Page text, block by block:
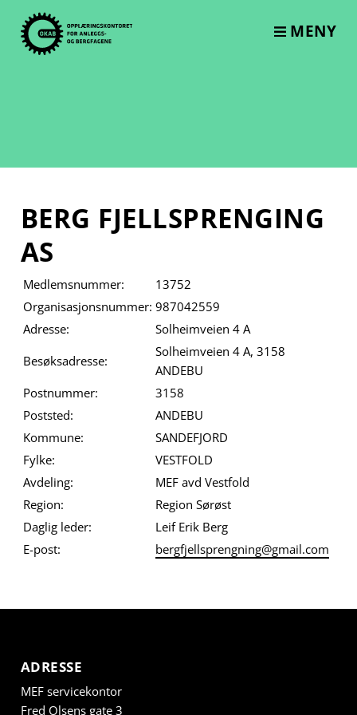
content
MENY
BERG FJELLSPRENGING
AS
Medlemsnummer:
13752
Organisasjonsnummer: 987042559
Adresse:
Solheimveien 4 A
Besøksadresse:
Solheimveien 4 A, 3158
ANDEBU
Postnummer:
3158
Poststed:
ANDEBU
Kommune:
SANDEFJORD
Fylke:
VESTFOLD
Avdeling:
MEF avd Vestfold
Region:
Region Sørøst
Daglig leder:
Leif Erik Berg
E-post:
bergfjellsprengning@gmail.com
ADRESSE
MEF servicekontor
Fred Olsens gate 3